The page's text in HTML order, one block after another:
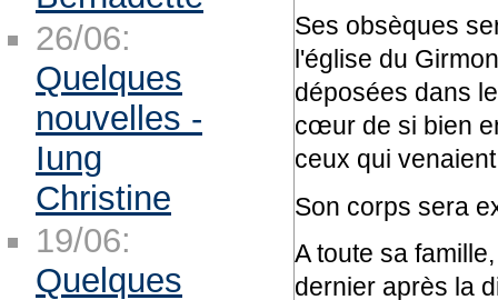
Ses obsèques
l'église du
déposées dans
cœur de si bien
ceux qui
Son corps sera
A toute sa
dernier après la
26/06:
Quelques
nouvelles -
Iung
Christine
19/06:
Quelques